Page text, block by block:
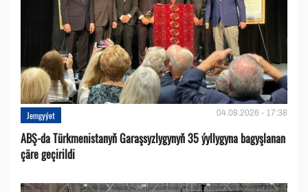
Jemgyýet 04.08.2026 - 17:38
ABŞ-da Türkmenistanyň Garaşsyzlygynyň 35 ýyllygyna bagyşlanan
çäre geçirildi